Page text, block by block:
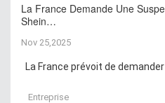
La France Demande Une
Shein…
Nov 25,2025
La France prévoit de demander
Entreprise